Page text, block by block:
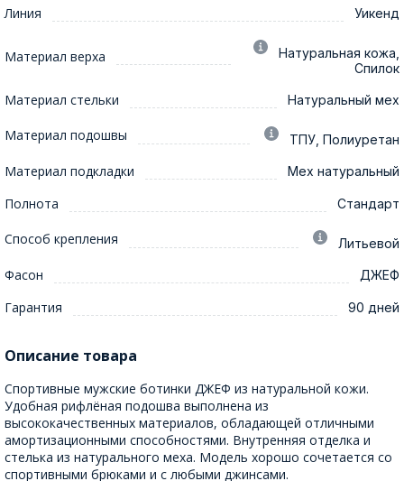
Линия Уикенд
Материал верха
Натуральная кожа,
Спилок
Материал стельки Натуральный мех
Материал подошвы ТПУ, Полиуретан
Материал подкладки Мех натуральный
Полнота Стандарт
Способ крепления Литьевой
Фасон ДЖЕФ
Гарантия 90 дней
Описание товара
Спортивные мужские ботинки ДЖЕФ из натуральной кожи.
Удобная рифлёная подошва выполнена из
высококачественных материалов, обладающей отличными
амортизационными способностями. Внутренняя отделка и
стелька из натурального меха. Модель хорошо сочетается со
спортивными брюками и с любыми джинсами.